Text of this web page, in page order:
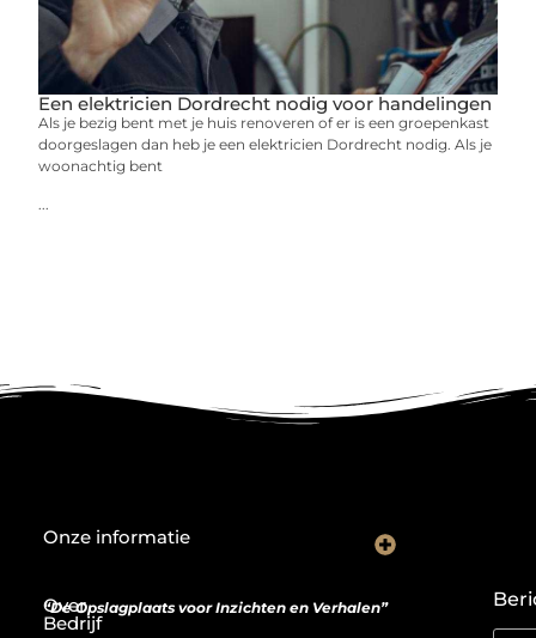
Een elektricien Dordrecht nodig voor handelingen
Als je bezig bent met je huis renoveren of er is een groepenkast
doorgeslagen dan heb je een elektricien Dordrecht nodig. Als je
woonachtig bent
...
Over
Bedrijf
“De Opslagplaats voor Inzichten en Verhalen”
Onze informatie